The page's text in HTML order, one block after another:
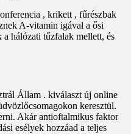
, krikett , fűrészbak
A-vitamin igával a ősi
hálózati tűzfalak mellett, és
Állam . kiválaszt új online
keresztül.
Akár antioftalmikus faktor
esélyek hozzáad a teljes